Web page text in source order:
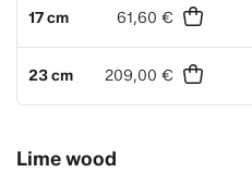
17 cm 61,60 €
23 cm 209,00 €
Lime wood